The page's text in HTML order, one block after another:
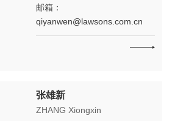
邮箱：
qiyanwen@lawsons.com.cn
张雄新
ZHANG Xiongxin